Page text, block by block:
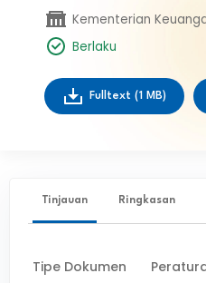
Kementerian
Berlaku
Fulltext (1 MB)
Tinjauan Ringkasan
Tipe Dokumen